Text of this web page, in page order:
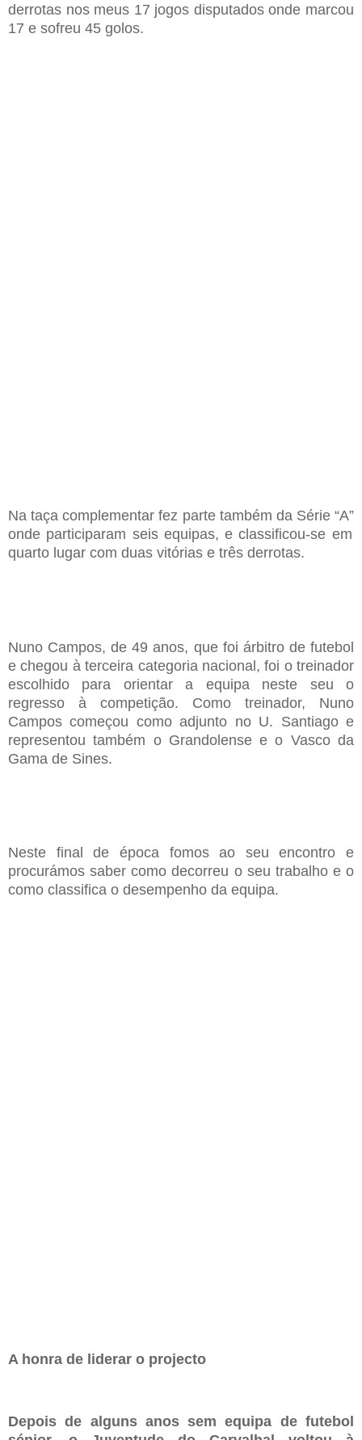
derrotas nos meus 17 jogos disputados onde marcou
17 e sofreu 45 golos.
Na taça complementarfez parte também da Série “A”
onde participaram seis equipas, e classificou-se em
quarto lugar com duas vitórias e três derrotas.
Nuno Campos, de 49 anos, que foi árbitro de futebol
e chegou à terceira categoria nacional,foi o treinador
escolhido para orientar a equipa neste seuo
regresso à competição. Como treinador, Nuno
Campos começou como adjunto no U. Santiagoe
representou também o Grandolense e o Vasco da
Gama de Sines.
Neste final de época fomos ao seu encontro e
procurámos saber como decorreu o seu trabalho e o
como classifica o desempenho da equipa.
A honra de liderar o projecto
Depois de alguns anos sem equipa de futebol